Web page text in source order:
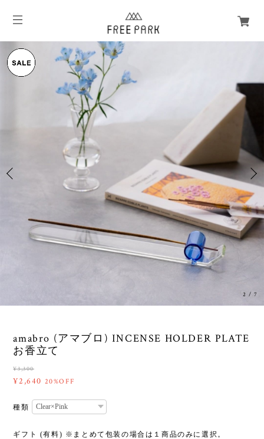
2 /7
amabro (アマブロ) INCENSE HOLDER PLATE
お香立て
¥3,300
¥2,640 20%OFF
種類
ギフト (有料) ※まとめて包装の場合は１商品のみに選択。